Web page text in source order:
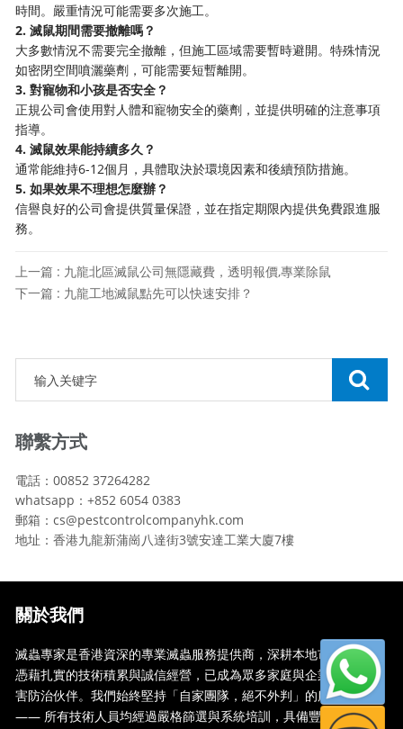
時間。嚴重情況可能需要多次施工。
2. 滅鼠期間需要撤離嗎？
大多數情況不需要完全撤離，但施工區域需要暫時避開。特殊情況
如密閉空間噴灑藥劑，可能需要短暫離開。
3. 對寵物和小孩是否安全？
正規公司會使用對人體和寵物安全的藥劑，並提供明確的注意事項
指導。
4. 滅鼠效果能持續多久？
通常能維持6-12個月，具體取決於環境因素和後續預防措施。
5. 如果效果不理想怎麼辦？
信譽良好的公司會提供質量保證，並在指定期限內提供免費跟進服
務。
上一篇 : 九龍北區滅鼠公司無隱藏費，透明報價,專業除鼠
下一篇 : 九龍工地滅鼠點先可以快速安排？
聯繫方式
電話：00852 37264282
whatsapp：+852 6054 0383
郵箱：cs@pestcontrolcompanyhk.com
地址：香港九龍新蒲崗八達街3號安達工業大廈7樓
關於我們
滅蟲專家是香港資深的專業滅蟲服務提供商，深耕本地市場多年，
憑藉扎實的技術積累與誠信經營，已成為眾多家庭與企業信賴的蟲
害防治伙伴。我們始終堅持「自家團隊，絕不外判」的服務承諾
—— 所有技術人員均經過嚴格篩選與系統培訓，具備豐富的現場處